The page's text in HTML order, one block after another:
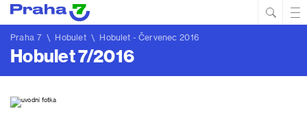
Praha 7\ Hobulet\ Hobulet - Červenec 2016
Hobulet 7/2016